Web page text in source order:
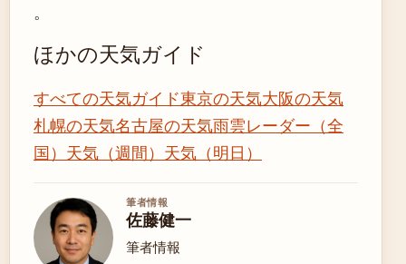
。
ほかの天気ガイド
すべての天気ガイド東京の天気大阪の天気
札幌の天気名古屋の天気雨雲レーダー（全
国） 天気（週間） 天気（明日）
筆者情報
佐藤健一
筆者情報